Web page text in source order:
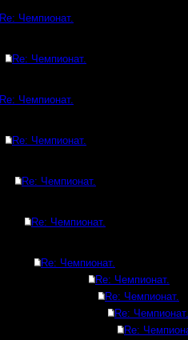
Re: Чемпионат.
Re: Чемпионат.
Re: Чемпионат.
Re: Чемпионат.
Re: Чемпионат.
Re: Чемпионат.
Re: Чемпионат.
Re: Чемпионат.
Re: Чемпионат.
Re: Чемпионат.
Re: